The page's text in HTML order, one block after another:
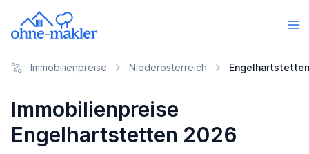
Immobilienpreise Niederösterreich Engelhartstetten
Immobilienpreise
Engelhartstetten 2026